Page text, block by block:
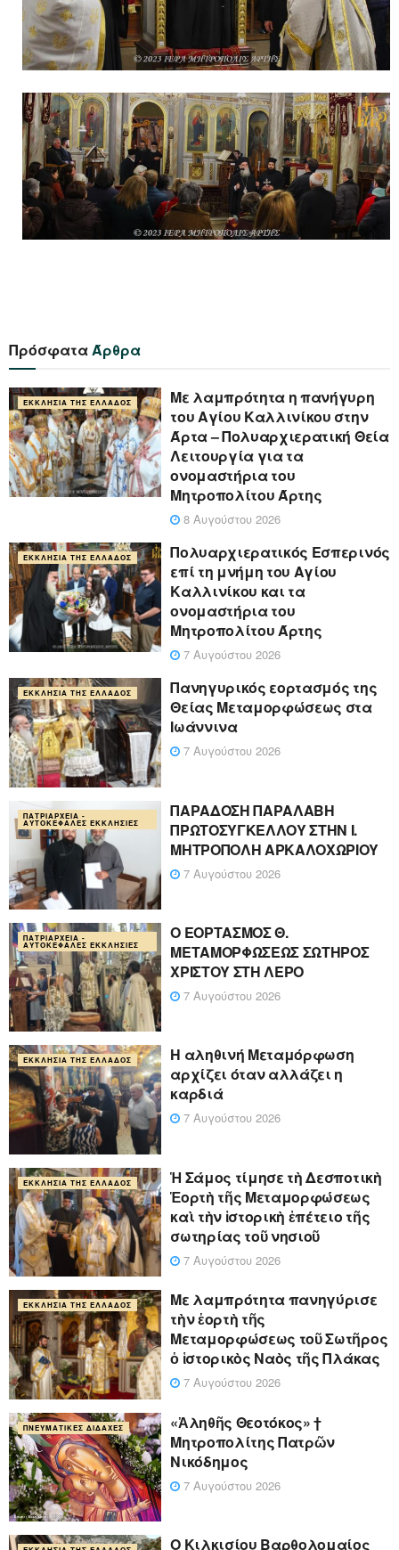
ΠρόσφαταΆρθρα
ΕΚΚΛΗΣΊΑ ΤΗΣ ΕΛΛΆΔΟΣ
Με λαμπρότητα η πανήγυρη
του Αγίου Καλλινίκου στην
Άρτα – Πολυαρχιερατική Θεία
Λειτουργία για τα
ονομαστήρια του
Μητροπολίτου Άρτης
8 Αυγούστου 2026
ΕΚΚΛΗΣΊΑ ΤΗΣ ΕΛΛΆΔΟΣ
Πολυαρχιερατικός Εσπερινός
επί τη μνήμη του Αγίου
Καλλινίκου και τα
ονομαστήρια του
Μητροπολίτου Άρτης
7 Αυγούστου 2026
ΕΚΚΛΗΣΊΑ ΤΗΣ ΕΛΛΆΔΟΣ
Πανηγυρικός εορτασμός της
Θείας Μεταμορφώσεως στα
Ιωάννινα
7 Αυγούστου 2026
ΠΑΤΡΙΑΡΧΕΊΑ -
ΑΥΤΟΚΈΦΑΛΕΣ ΕΚΚΛΗΣΊΕΣ
ΠΑΡΑΔΟΣΗ ΠΑΡΑΛΑΒΗ
ΠΡΩΤΟΣΥΓΚΕΛΛΟΥ ΣΤΗΝ Ι.
ΜΗΤΡΟΠΟΛΗ ΑΡΚΑΛΟΧΩΡΙΟΥ
7 Αυγούστου 2026
ΠΑΤΡΙΑΡΧΕΊΑ -
ΑΥΤΟΚΈΦΑΛΕΣ ΕΚΚΛΗΣΊΕΣ
Ο ΕΟΡΤΑΣΜΟΣ Θ.
ΜΕΤΑΜΟΡΦΩΣΕΩΣ ΣΩΤΗΡΟΣ
ΧΡΙΣΤΟΥ ΣΤΗ ΛΕΡΟ
7 Αυγούστου 2026
ΕΚΚΛΗΣΊΑ ΤΗΣ ΕΛΛΆΔΟΣ
Η αληθινή Μεταμόρφωση
αρχίζει όταν αλλάζει η
καρδιά
7 Αυγούστου 2026
ΕΚΚΛΗΣΊΑ ΤΗΣ ΕΛΛΆΔΟΣ
Ἡ Σάμος τίμησε τὴ Δεσποτικὴ
Ἑορτὴ τῆς Μεταμορφώσεως
καὶ τὴν ἱστορικὴ ἐπέτειο τῆς
σωτηρίας τοῦ νησιοῦ
7 Αυγούστου 2026
ΕΚΚΛΗΣΊΑ ΤΗΣ ΕΛΛΆΔΟΣ
Με λαμπρότητα πανηγύρισε
τὴν ἑορτὴ τῆς
Μεταμορφώσεως τοῦ Σωτῆρος
ὁ ἱστορικὸς Ναὸς τῆς Πλάκας
7 Αυγούστου 2026
ΠΝΕΥΜΑΤΙΚΈΣ ΔΙΔΑΧΈΣ
«Ἀληθῆς Θεοτόκος» †
Μητροπολίτης Πατρῶν
Νικόδημος
7 Αυγούστου 2026
Ο Κιλκισίου Βαρθολομαίος